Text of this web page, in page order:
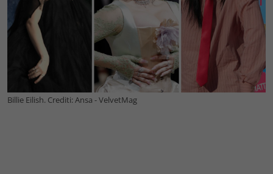
Billie Eilish. Crediti: Ansa - VelvetMag